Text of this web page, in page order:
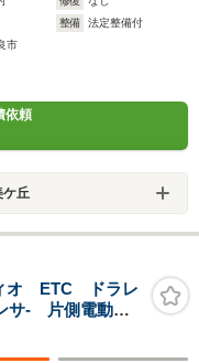
整備
法定整備付
市
依頼
ケ丘
オ ETC ドラレ
サ- 片側電動ス
ストップ機能